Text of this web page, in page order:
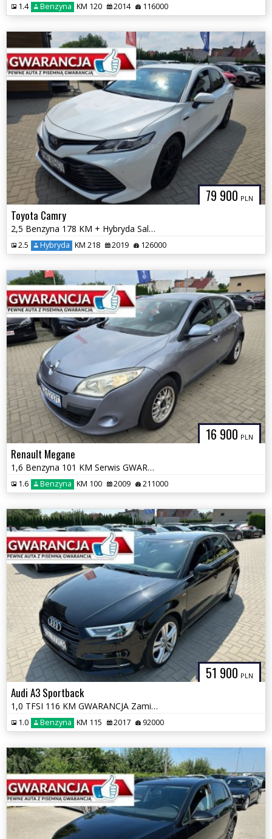
1.4 Benzyna KM 120 2014 116000
79 900 PLN
Toyota Camry
2,5 Benzyna 178 KM + Hybryda Salon PL Automat GWARANCJA Zamiana
2.5 Hybryda KM 218 2019 126000
16 900 PLN
Renault Megane
1,6 Benzyna 101 KM Serwis GWARANCJA Zamiana Zarejestrowany
1.6 Benzyna KM 100 2009 211000
51 900 PLN
Audi A3 Sportback
1,0 TFSI 116 KM GWARANCJA Zamiana Zarejestrowany
1.0 Benzyna KM 115 2017 92000